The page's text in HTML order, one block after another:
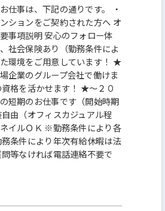
仕事は、下記の通りです。 ・
ションをご契約された方へ オ
事項説明 安心のフォロー体
社会保険あり（勤務条件によ
環境をご用意しています！ ★
企業のグループ会社で働けま
格を活かせます！ ★～２０
短期のお仕事です（開始時期
由（オフィスカジュアル程
イルＯＫ ※勤務条件により各
条件により年次有給休暇は法
等なければ電話連絡不要で